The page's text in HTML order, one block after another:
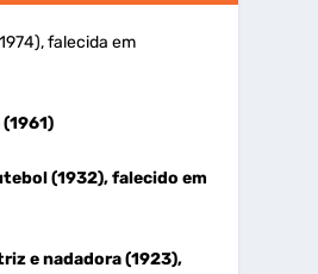
falecida em
(1932), falecido em
e nadadora (1923),